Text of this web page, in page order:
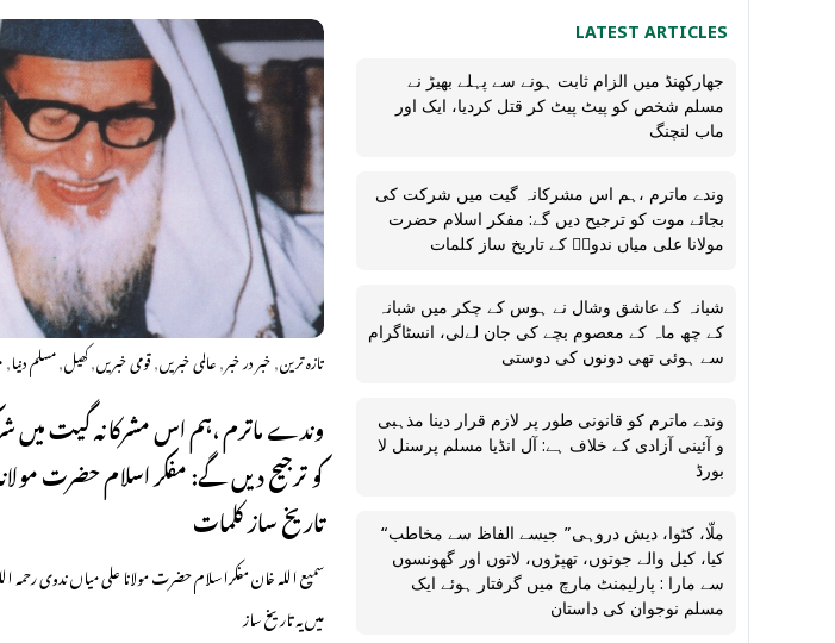
تازہ ترین,خبر در خبر,عالمی خبریں,قومی خبریں,کھیل,مسلم دنیا,
وندے ماترم ،ہم اس مشرکانہ گیت
کو ترجیح دیں گے: مفکر اسلام حضرت
تاریخ ساز کلمات
سمیع اللہ خان مفکراسلام حضرت مولانا علی میاں ندوی
میں یہ تاریخ ساز
LATEST ARTICLES
جھارکھنڈ میں الزام ثابت ہونے سے پہلے بھیڑ نے
مسلم شخص کو پیٹ پیٹ کر قتل کردیا، ایک اور
ماب لنچنگ
وندے ماترم ،ہم اس مشرکانہ گیت میں شرکت کی
بجائے موت کو ترجیح دیں گے: مفکر اسلام حضرت
مولانا علی میاں ندویؒ کے تاریخ ساز کلمات
شبانہ کے عاشق وشال نے ہوس کے چکر میں شبانہ
کے چھ ماہ کے معصوم بچے کی جان لےلی، انسٹاگرام
سے ہوئی تھی دونوں کی دوستی
وندے ماترم کو قانونی طور پر لازم قرار دینا مذہبی
و آئینی آزادی کے خلاف ہے: آل انڈیا مسلم پرسنل لا
بورڈ
“ملّا، کٹوا، دیش دروہی” جیسے الفاظ سے مخاطب
کیا، کیل والے جوتوں، تھپڑوں، لاتوں اور گھونسوں
سے مارا : پارلیمنٹ مارچ میں گرفتار ہوئے ایک
مسلم نوجوان کی داستان